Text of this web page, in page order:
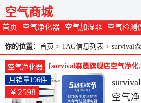
首页 空气净化器 空气加湿器 空气检测
空气商城
你的位置： 首页 > TAG信息列表 > survival
空气净化器
[survival森晨旗舰店空气净
用去除甲醛除霾PM2月销量
￥2598
月销量196件
空气